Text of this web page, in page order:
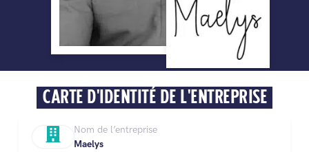
CARTE D'IDENTITÉ DE L'ENTREPRISE
Nom de l’entreprise
Maelys